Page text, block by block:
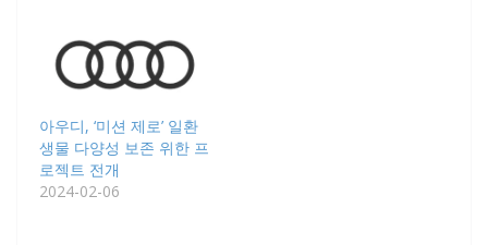
아우디, ‘미션 제로’ 일환
생물 다양성 보존 위한 프
로젝트 전개
2024-02-06